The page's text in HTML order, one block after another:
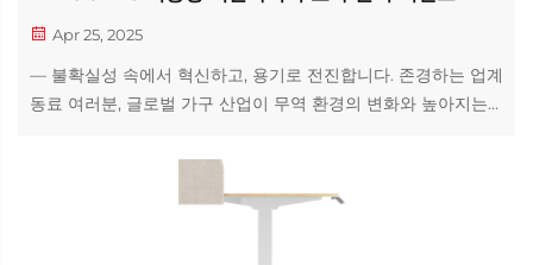
Apr 25, 2025
— 불확실성 속에서 혁신하고, 용기로 전진합니다. 존경하는 업계
동료 여러분, 글로벌 가구 산업이 무역 환경의 변화와 높아지는
자사의 혁신적인 제품과 솔루션을 통해 업계를 선도하며 자랑스
럽게 새로운 이정표를 발표합니다.